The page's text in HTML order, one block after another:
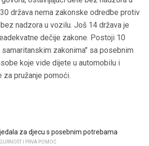
država nema zakonske odredbe protiv
nadzora u vozilu. Još 14 država je
dečije zakone. Postoji 10
zakonima" sa posebnim
koje vide dijete u automobilu i
za pružanje pomoći.
za djecu s posebnim potrebama
I PRVA POMOĆ